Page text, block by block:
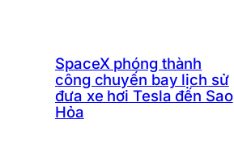
SpaceX phóng thành
công chuyến bay lịch sử
đưa xe hơi Tesla đến Sao
Hỏa